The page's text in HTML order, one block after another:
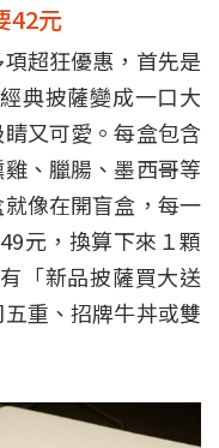
42元
超狂優惠，首先是
典披薩變成一口大
又可愛。每盒包含
、臘腸、墨西哥等
像在開盲盒，每一
元，換算下來１顆
「新品披薩買大送
重、招牌牛丼或雙